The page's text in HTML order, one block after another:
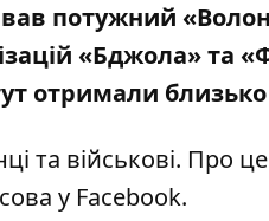
потужний
«Бджола» та
отримали
та військові. Про
у Facebook.